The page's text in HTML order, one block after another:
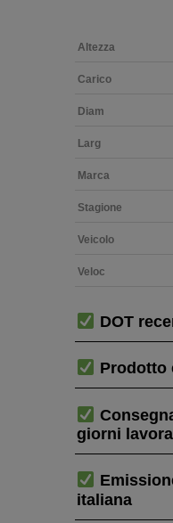
Altezza
Carico
Diam
Larg
Marca
Stagione
Veicolo
Veloc
DOT
Prodotto
giorni
italiana